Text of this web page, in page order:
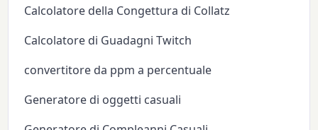
Calcolatore della Congettura di Collatz
Calcolatore di Guadagni Twitch
convertitore da ppm a percentuale
Generatore di oggetti casuali